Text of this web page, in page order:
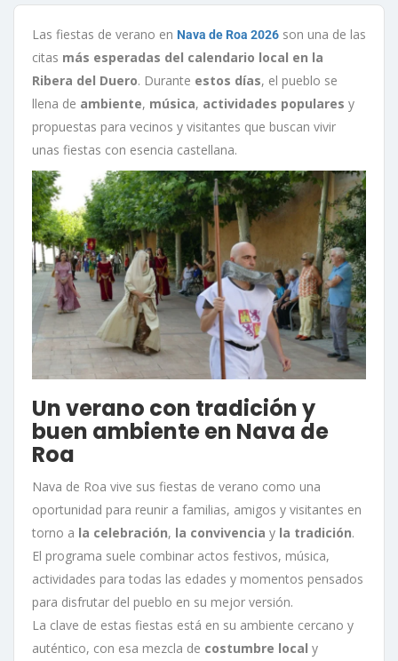
Las fiestas de verano en Nava de Roa 2026 son una de las
citas más esperadas del calendario local en la
Ribera del Duero. Durante estos días, el pueblo se
llena de ambiente, música, actividades populares y
propuestas para vecinos y visitantes que buscan vivir
unas fiestas con esencia castellana.
Un verano con tradición y
buen ambiente en Nava de
Roa
Nava de Roa vive sus fiestas de verano como una
oportunidad para reunir a familias, amigos y visitantes en
torno a la celebración, la convivencia y la tradición.
El programa suele combinar actos festivos, música,
actividades para todas las edades y momentos pensados
para disfrutar del pueblo en su mejor versión.
La clave de estas fiestas está en su ambiente cercano y
auténtico, con esa mezcla de costumbre local y